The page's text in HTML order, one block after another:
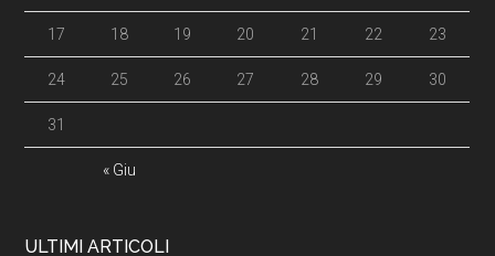
« Giu
17 18 19 20 21 22 23
24 25 26 27 28 29 30
31
ULTIMI ARTICOLI